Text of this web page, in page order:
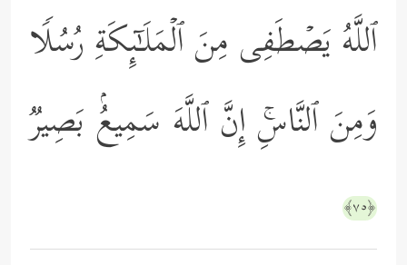
ٱللَّهُ یَصۡطَفِی مِنَ ٱلۡمَلَـٰۤىِٕكَةِ رُسُلࣰا
وَمِنَ ٱلنَّاسِۚ إِنَّ ٱللَّهَ سَمِیعُۢ بَصِیرࣱ
﴿٧٥﴾